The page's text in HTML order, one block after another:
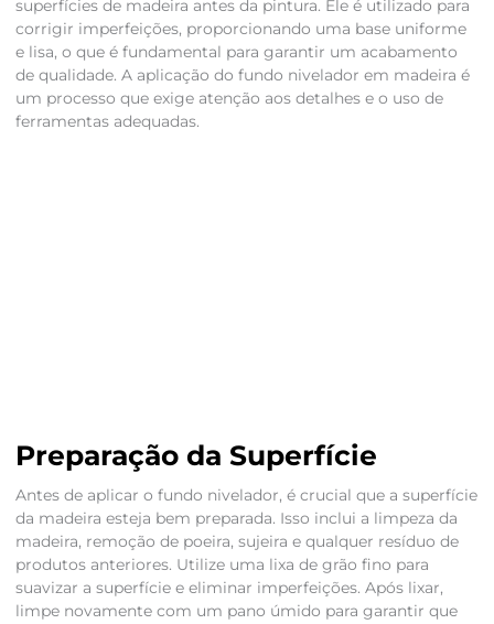
superfícies de madeira antes da pintura. Ele é utilizado para
corrigir imperfeições, proporcionando uma base uniforme
e lisa, o que é fundamental para garantir um acabamento
de qualidade. A aplicação do fundo nivelador em madeira é
um processo que exige atenção aos detalhes e o uso de
ferramentas adequadas.
Preparação da Superfície
Antes de aplicar o fundo nivelador, é crucial que a superfície
da madeira esteja bem preparada. Isso inclui a limpeza da
madeira, remoção de poeira, sujeira e qualquer resíduo de
produtos anteriores. Utilize uma lixa de grão fino para
suavizar a superfície e eliminar imperfeições. Após lixar,
limpe novamente com um pano úmido para garantir que